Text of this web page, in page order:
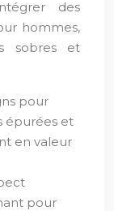
des
hommes,
sobres et
pour
épurées et
en valeur
pour